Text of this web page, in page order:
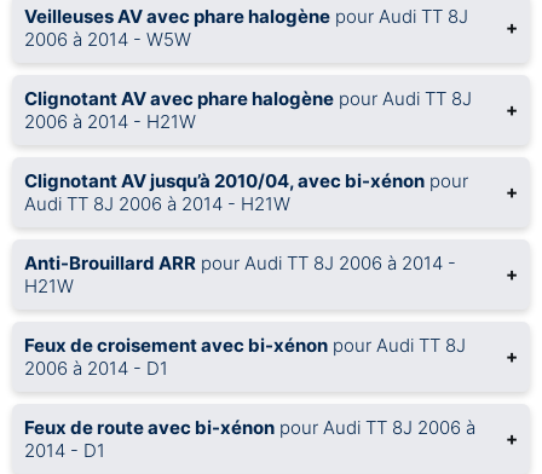
Veilleuses AV avec phare halogène pour Audi TT 8J
2006 à 2014 - W5W
+
Clignotant AV avec phare halogène pour Audi TT 8J
2006 à 2014 - H21W
+
Clignotant AV jusqu’à 2010/04, avec bi-xénon pour
Audi TT 8J 2006 à 2014 - H21W
+
Anti-Brouillard ARR pour Audi TT 8J 2006 à 2014 -
H21W
+
Feux de croisement avec bi-xénon pour Audi TT 8J
2006 à 2014 - D1
+
Feux de route avec bi-xénon pour Audi TT 8J 2006 à
2014 - D1
+